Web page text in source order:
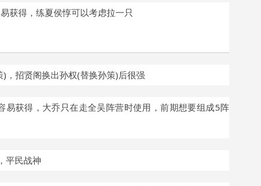
获得，练夏侯惇可以考虑拉一只
，招贤阁换出孙权(替换孙策)后很强
获得，大乔只在走全吴阵营时使用，前期想要组成5阵
平民战神